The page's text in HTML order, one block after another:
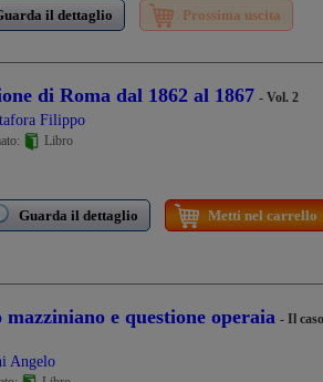
il dettaglio Prossima uscita
di Roma dal 1862 al 1867 - Vol. 2
Filippo
Libro
Guarda il dettaglio Metti nel carrello
mazziniano e questione operaia - Il
Angelo